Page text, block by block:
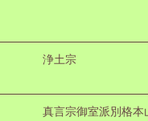
浄土宗
真言宗御室派別格本